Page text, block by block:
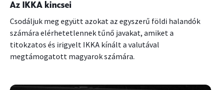
Az IKKA kincsei
Csodáljuk meg együtt azokat az egyszerű földi halandók
számára elérhetetlennek tűnő javakat, amiket a
titokzatos és irigyelt IKKA kínált a valutával
megtámogatott magyarok számára.